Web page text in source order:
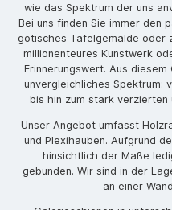
wie das Spektrum der uns
Bei uns finden Sie immer den
gotisches Tafelgemälde oder
millionenteures Kunstwerk
Erinnerungswert. Aus
unvergleichliches Spektrum:
bis hin zum stark verzierten
Unser Angebot umfasst
und Plexihauben. Aufgrund
hinsichtlich der Maße
gebunden. Wir sind in der
an einer